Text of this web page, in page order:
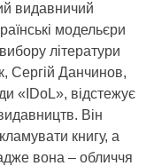
видавничий
модельєри
літератури
Сергій Данчинов,
«IDoL», відстежує
Він
книгу, а
вона – обличчя